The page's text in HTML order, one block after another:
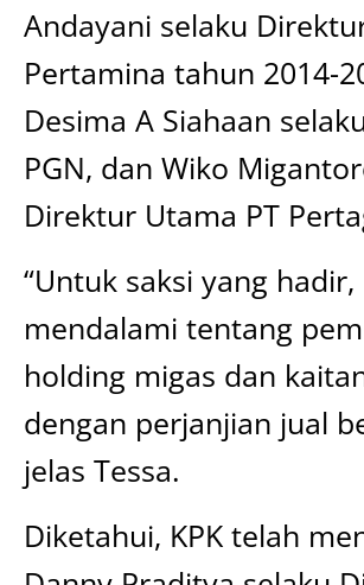
Andayani selaku
Pertamina tahun 2014-
Desima A Siahaan
PGN, dan Wiko
Direktur Utama PT
“Untuk saksi yang
mendalami tentang
holding migas dan
dengan perjanjian jual
jelas Tessa.
Diketahui, KPK telah